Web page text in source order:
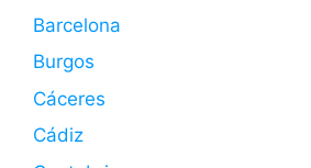
Barcelona
Burgos
Cáceres
Cádiz